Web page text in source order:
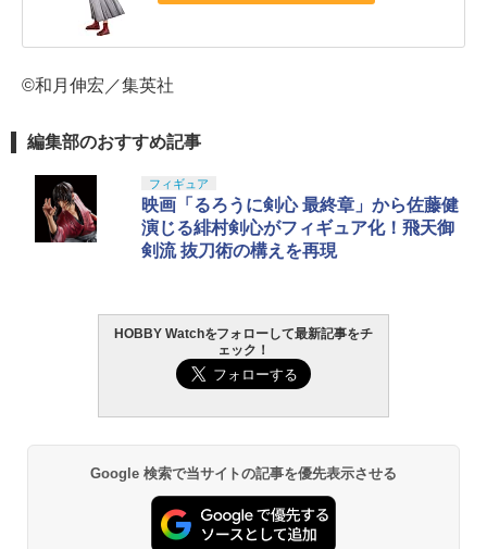
©和月伸宏／集英社
編集部のおすすめ記事
フィギュア
映画「るろうに剣心 最終章」から佐藤健
演じる緋村剣心がフィギュア化！飛天御
剣流 抜刀術の構えを再現
HOBBY Watchをフォローして最新記事をチ
ェック！
Google 検索で当サイトの記事を優先表示させる